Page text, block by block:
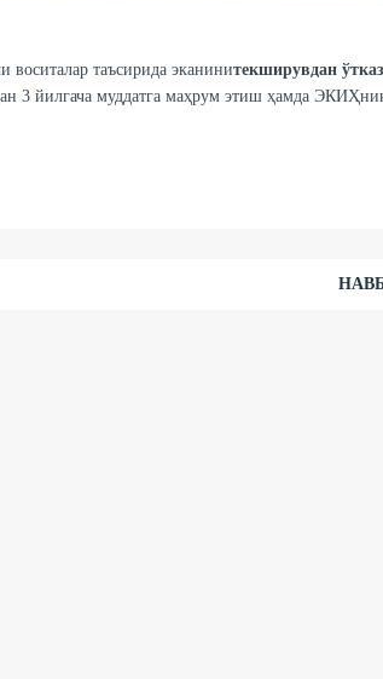
воситалар таъсирида эканинитекширувдан
3 йилгача муддатга маҳрум этиш ҳамда